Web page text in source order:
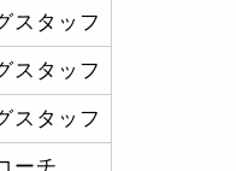
スタッフ
スタッフ
スタッフ